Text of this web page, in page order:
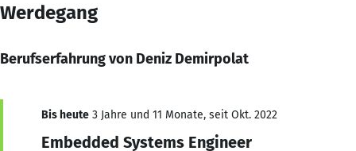
Werdegang
Berufserfahrung von Deniz Demirpolat
Bis heute 3 Jahre und 11 Monate, seit Okt. 2022
Embedded Systems Engineer